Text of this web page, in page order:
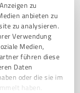
zu
anbieten zu
zu analysieren.
Verwendung
Medien,
führen diese
Daten
oder die sie im
haben.
verl.de